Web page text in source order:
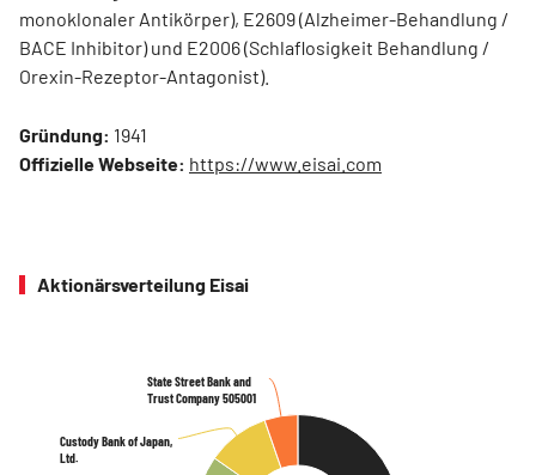
monoklonaler Antikörper), E2609 (Alzheimer-Behandlung /
BACE Inhibitor) und E2006 (Schlaflosigkeit Behandlung /
Orexin-Rezeptor-Antagonist).
Gründung: 1941
Offizielle Webseite: https://www.eisai.com
Aktionärsverteilung Eisai
Custody Bank of Japan,
Ltd.
Custody Bank of Japan,
Ltd.
State Street Bank and
Trust Company 505001
State Street Bank and
Trust Company 505001